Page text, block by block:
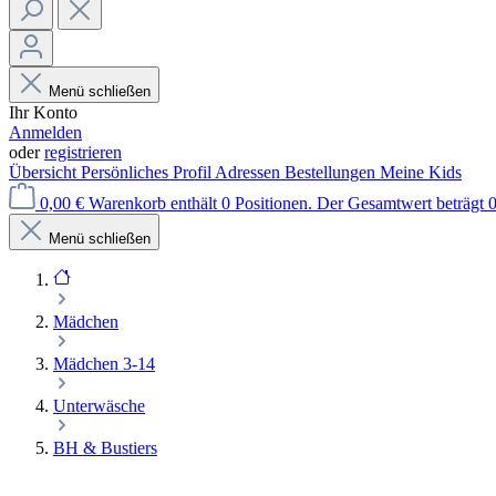
Menü schließen
Ihr Konto
Anmelden
oderregistrieren
Übersicht Persönliches Profil Adressen Bestellungen Meine Kids
0,00 € Warenkorb enthält 0 Positionen. Der Gesamtwert beträgt
Menü schließen
Mädchen
Mädchen 3-14
Unterwäsche
BH & Bustiers